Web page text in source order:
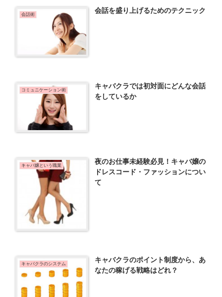
会話術 会話を盛り上げるためのテクニック
コミュニケーション術
キャバクラでは初対面にどんな会話
をしているか
キャバ嬢という職業
夜のお仕事未経験必見！キャバ嬢の
ドレスコード・ファッションについ
て
キャバクラのシステム
キャバクラのポイント制度から、あ
なたの稼げる戦略はどれ？